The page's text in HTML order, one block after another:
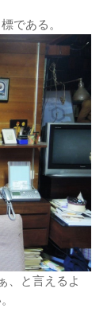
である。
、と言えるよ